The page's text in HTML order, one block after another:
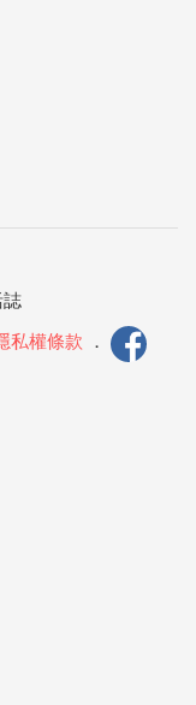
私權條款 ．